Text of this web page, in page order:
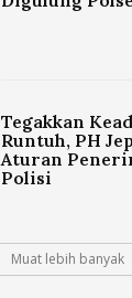
Tegakkan
Runtuh, PH
Aturan
Polisi
Muat lebih banyak